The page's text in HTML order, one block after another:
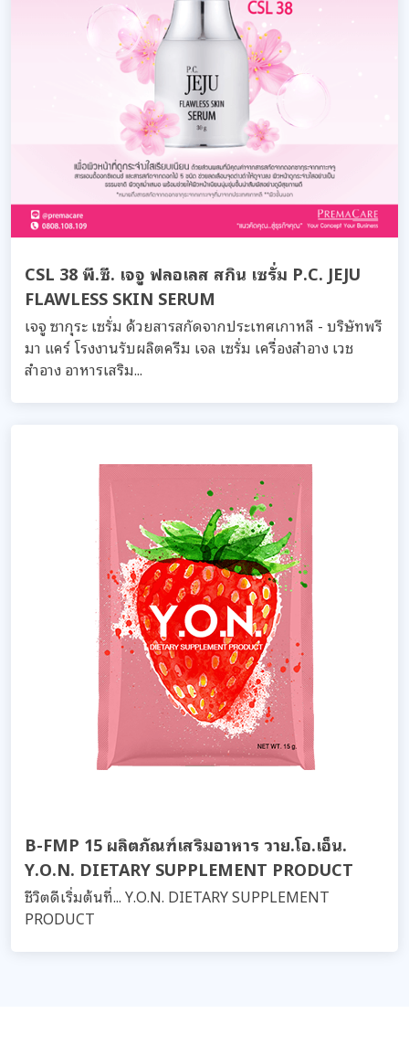
CSL 38 พี.ซี. เจจู ฟลอเลส สกิน เซรั่ม P.C. JEJU
FLAWLESS SKIN SERUM
เจจู ซากุระ เซรั่ม ด้วยสารสกัดจากประเทศเกาหลี - บริษัทพรี
มา แคร์ โรงงานรับผลิตครีม เจล เซรั่ม เครื่องสำอาง เวช
สำอาง อาหารเสริม...
B-FMP 15 ผลิตภัณฑ์เสริมอาหาร วาย.โอ.เอ็น.
Y.O.N. DIETARY SUPPLEMENT PRODUCT
ชีวิตดีเริ่มต้นที่... Y.O.N. DIETARY SUPPLEMENT
PRODUCT